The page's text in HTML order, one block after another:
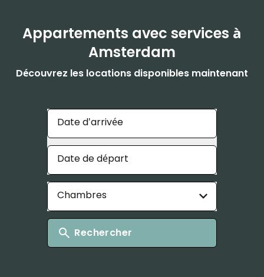
Appartements avec services à
Amsterdam
Découvrez les locations disponibles maintenant
Date d'arrivée
Date de départ
Chambres
Rechercher